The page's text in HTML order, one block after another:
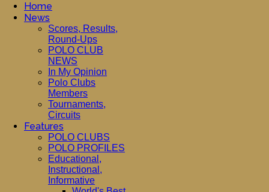
Home
News
Scores, Results,
Round-Ups
POLO CLUB
NEWS
In My Opinion
Polo Clubs
Members
Tournaments,
Circuits
Features
POLO CLUBS
POLO PROFILES
Educational,
Instructional,
Informative